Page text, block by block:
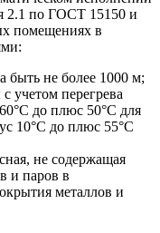
2.1 по ГОСТ 15150 и
помещениях в
быть не более 1000 м;
учетом перегрева
до плюс 50°C для
10°C до плюс 55°C
не содержащая
и паров в
металлов и